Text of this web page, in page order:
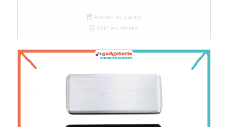
Ajouter au panier
Voir les détails